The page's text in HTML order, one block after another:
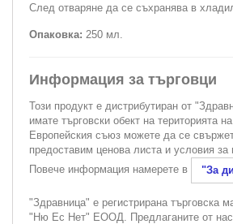
След отваряне да се съхранява в
Опаковка: 250 мл.
Информация за търговци
Този продукт е дистрибутиран от
имате търговски обект на територията
Европейския съюз можете да се
предоставим ценова листа и условия за
Повече информация намерете в
"За
"Здравница" е регистрирана търговска
"Ню Ес Нет" ЕООД. Предлаганите от нас